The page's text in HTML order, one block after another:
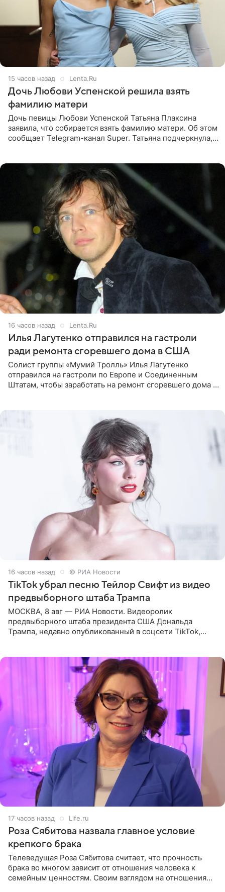
15 часов назад Lenta.Ru
Дочь Любови Успенской решила взять
фамилию матери
Дочь певицы Любови Успенской Татьяна Плаксина
заявила, что собирается взять фамилию матери. Об этом
сообщает Telegram-канал Super. Татьяна подчеркнула,
16 часов назад Lenta.Ru
Илья Лагутенко отправился на гастроли
ради ремонта сгоревшего дома в США
Солист группы «Мумий Тролль» Илья Лагутенко
отправился на гастроли по Европе и Соединенным
Штатам, чтобы заработать на ремонт сгоревшего дома в
16 часов назад © РИА Новости
TikTok убрал песню Тейлор Свифт из видео
предвыборного штаба Трампа
МОСКВА, 8 авг — РИА Новости. Видеоролик
предвыборного штаба президента США Дональда
Трампа, недавно опубликованный в соцсети TikTok,
17 часов назад Life.ru
Роза Сябитова назвала главное условие
крепкого брака
Телеведущая Роза Сябитова считает, что прочность
брака во многом зависит от отношения человека к
семейным ценностям. Своим взглядом на отношения